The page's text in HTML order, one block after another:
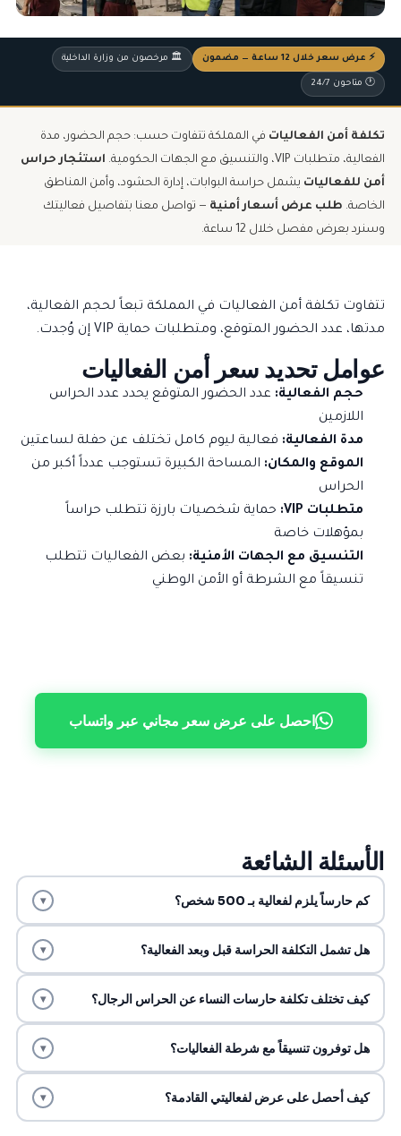
⚡ عرض سعر خلال 12 ساعة — مضمون 🏛️ مرخصون من وزارة الداخلية
🕐 متاحون 24/7
تكلفة أمن الفعاليات في المملكة تتفاوت حسب: حجم الحضور، مدة
الفعالية، متطلبات VIP، والتنسيق مع الجهات الحكومية.
استئجار حراس
أمن للفعاليات يشمل حراسة البوابات، إدارة الحشود، وأمن المناطق
الخاصة. طلب عرض أسعار أمنية — تواصل معنا بتفاصيل فعاليتك
وسنرد بعرض مفصل خلال 12 ساعة.
تتفاوت تكلفة أمن الفعاليات في المملكة تبعاً لحجم الفعالية،
مدتها، عدد الحضور المتوقع، ومتطلبات حماية VIP إن وُجدت.
عوامل تحديد سعر أمن الفعاليات
حجم الفعالية: عدد الحضور المتوقع يحدد عدد الحراس
اللازمين
مدة الفعالية: فعالية ليوم كامل تختلف عن حفلة لساعتين
الموقع والمكان: المساحة الكبيرة تستوجب عدداً أكبر من
الحراس
متطلبات VIP:
حماية شخصيات بارزة تتطلب حراساً
بمؤهلات خاصة
التنسيق مع الجهات الأمنية: بعض الفعاليات تتطلب
تنسيقاً مع الشرطة أو الأمن الوطني
احصل على عرض سعر مجاني عبر واتساب
الأسئلة الشائعة
كم حارساً يلزم لفعالية بـ 500 شخص؟ ▾
هل تشمل التكلفة الحراسة قبل وبعد الفعالية؟ ▾
كيف تختلف تكلفة حارسات النساء عن الحراس الرجال؟ ▾
هل توفرون تنسيقاً مع شرطة الفعاليات؟ ▾
كيف أحصل على عرض لفعاليتي القادمة؟ ▾